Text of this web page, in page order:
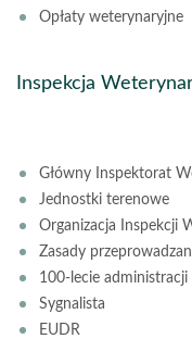
Opłaty weterynaryjne
Inspekcja
Główny Inspektorat
Jednostki terenowe
Organizacja Inspekcji
Zasady
100-lecie
Sygnalista
EUDR